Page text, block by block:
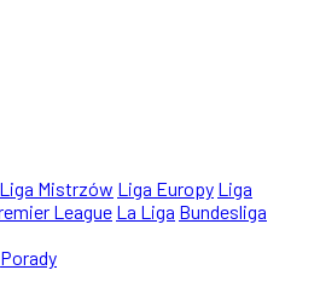
Liga Mistrzów Liga Europy Liga
League La Liga Bundesliga
Porady